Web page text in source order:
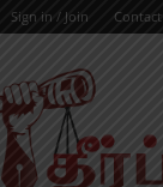
Sign in / Join